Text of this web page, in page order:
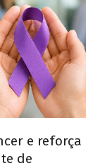
e reforça
de